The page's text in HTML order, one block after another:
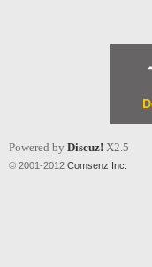
Powered by Discuz! X2.5
© 2001-2012 Comsenz Inc.